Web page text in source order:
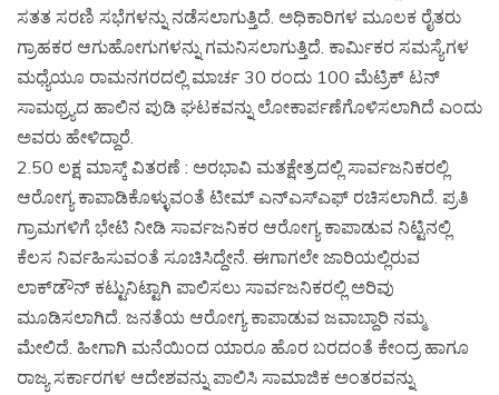
ಸತತ ಸರಣಿ ಸಭೆಗಳನ್ನು ನಡೆಸಲಾಗುತ್ತಿದೆ. ಅಧಿಕಾರಿಗಳ ಮೂಲಕ ರೈತರು
ಗ್ರಾಹಕರ ಆಗುಹೋಗುಗಳನ್ನು ಗಮನಿಸಲಾಗುತ್ತಿದೆ. ಕಾರ್ಮಿಕರ ಸಮಸ್ಯೆಗಳ
ಮಧ್ಯೆಯೂ ರಾಮನಗರದಲ್ಲಿ ಮಾರ್ಚ 30 ರಂದು 100 ಮೆಟ್ರಿಕ್ ಟನ್
ಸಾಮಥ್ರ್ಯದ ಹಾಲಿನ ಪುಡಿ ಘಟಕವನ್ನು ಲೋಕಾರ್ಪಣೆಗೊಳಿಸಲಾಗಿದೆ ಎಂದು
ಅವರು ಹೇಳಿದ್ದಾರೆ.
2.50 ಲಕ್ಷ ಮಾಸ್ಕ್ ವಿತರಣೆ : ಅರಭಾವಿ ಮತಕ್ಷೇತ್ರದಲ್ಲಿ ಸಾರ್ವಜನಿಕರಲ್ಲಿ
ಆರೋಗ್ಯ ಕಾಪಾಡಿಕೊಳ್ಳುವಂತೆ ಟೀಮ್ ಎನ್‍ಎಸ್‍ಎಫ್ ರಚಿಸಲಾಗಿದೆ. ಪ್ರತಿ
ಗ್ರಾಮಗಳಿಗೆ ಭೇಟಿ ನೀಡಿ ಸಾರ್ವಜನಿಕರ ಆರೋಗ್ಯ ಕಾಪಾಡುವ ನಿಟ್ಟಿನಲ್ಲಿ
ಕೆಲಸ ನಿರ್ವಹಿಸುವಂತೆ ಸೂಚಿಸಿದ್ದೇನೆ. ಈಗಾಗಲೇ ಜಾರಿಯಲ್ಲಿರುವ
ಲಾಕ್‍ಡೌನ್ ಕಟ್ಟುನಿಟ್ಟಾಗಿ ಪಾಲಿಸಲು ಸಾರ್ವಜನಿಕರಲ್ಲಿ ಅರಿವು
ಮೂಡಿಸಲಾಗಿದೆ. ಜನತೆಯ ಆರೋಗ್ಯ ಕಾಪಾಡುವ ಜವಾಬ್ದಾರಿ ನಮ್ಮ
ಮೇಲಿದೆ. ಹೀಗಾಗಿ ಮನೆಯಿಂದ ಯಾರೂ ಹೊರ ಬರದಂತೆ ಕೇಂದ್ರ ಹಾಗೂ
ರಾಜ್ಯ ಸರ್ಕಾರಗಳ ಆದೇಶವನ್ನು ಪಾಲಿಸಿ ಸಾಮಾಜಿಕ ಅಂತರವನ್ನು